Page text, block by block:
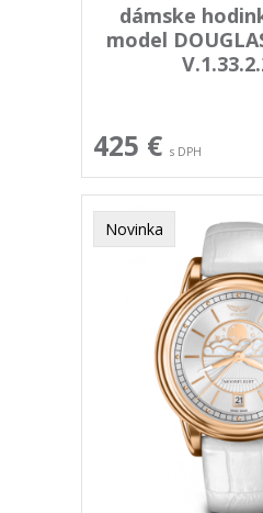
dámske
model
425 € s DPH
Novinka